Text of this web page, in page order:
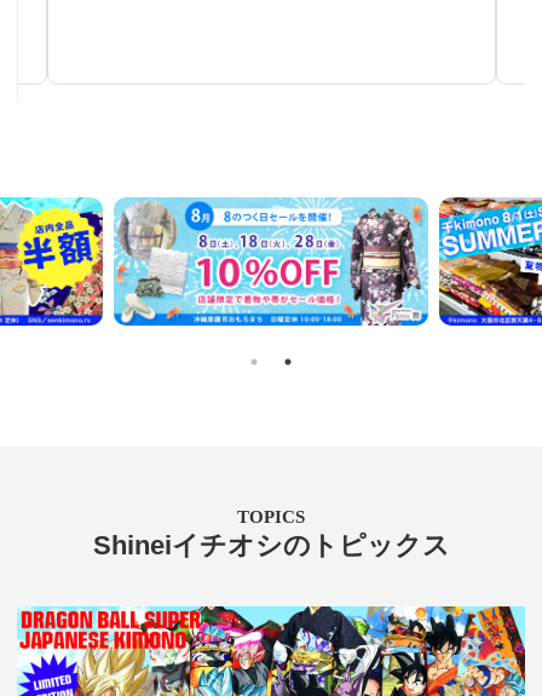
TOPICS
Shineiイチオシのトピックス